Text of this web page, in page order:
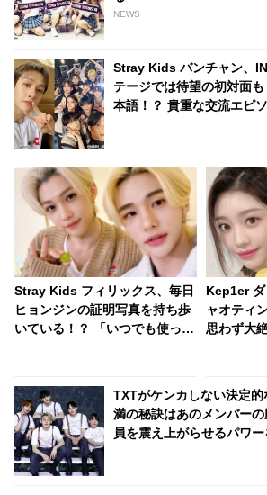
NEWS
Stray Kids バンチャン、
テージでは待望の初対面
本語！？ 貴重な交流エピ
Stray Kids フィリックス、毎日
ヒョンジンの証明写真を持ち歩
いている！？ 「いつでも使って
Kep1er
ャオティ
思わず大
TXTがケンカしない決定
満の秘訣はあのメンバー
員を震え上がらせるパワ